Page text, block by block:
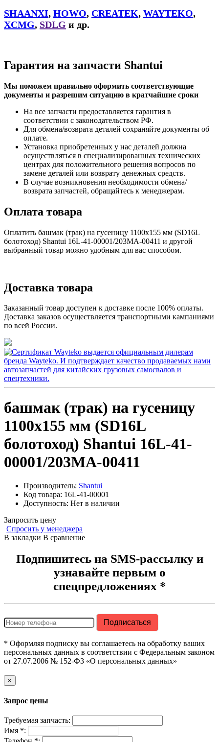
SHAANXI, HOWO, CREATEK, WAYTEKO,
XCMG, SDLG и др.
Гарантия на запчасти Shantui
Мы поможем правильно оформить соответствующие
документы и разрешим ситуацию в кратчайшие сроки
На все запчасти предоставляется гарантия в
соответствии с законодательством РФ.
Для обмена/возврата деталей сохраняйте документы об
оплате.
Установка приобретенных у нас деталей должна
осуществляться в специализированных технических
центрах для положительного решения вопросов по
замене деталей или возврату денежных средств.
В случае возникновения необходимости обмена/
возврата запчастей, обращайтесь к менеджерам.
Оплата товара
Оплатить башмак (трак) на гусеницу 1100x155 мм (SD16L
болотоход) Shantui 16L-41-00001/203MA-00411 и другой
выбранный товар можно удобным для вас способом.
Доставка товара
Заказанный товар доступен к доставке после 100% оплаты.
Доставка заказов осуществляется транспортными кампаниями
по всей России.
башмак (трак) на гусеницу
1100x155 мм (SD16L
болотоход) Shantui 16L-41-
00001/203MA-00411
Производитель: Shantui
Код товара: 16L-41-00001
Доступность: Нет в наличии
Запросить цену
Спросить у менеджера
В закладки В сравнение
Подпишитесь на SMS-рассылку и
узнавайте первым о
спецпредложениях *
* Оформляя подписку вы соглашаетесь на обработку ваших
персональных данных в соответствии с Федеральным законом
от 27.07.2006 № 152-ФЗ «О персональных данных»
×
Запрос цены
Требуемая запчасть:
Имя *: